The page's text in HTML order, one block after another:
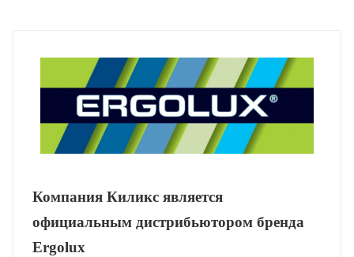
Компания Киликс является
официальным дистрибьютором бренда
Ergolux